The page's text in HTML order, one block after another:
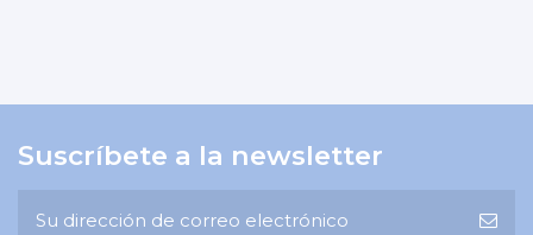
Suscríbete a la newsletter